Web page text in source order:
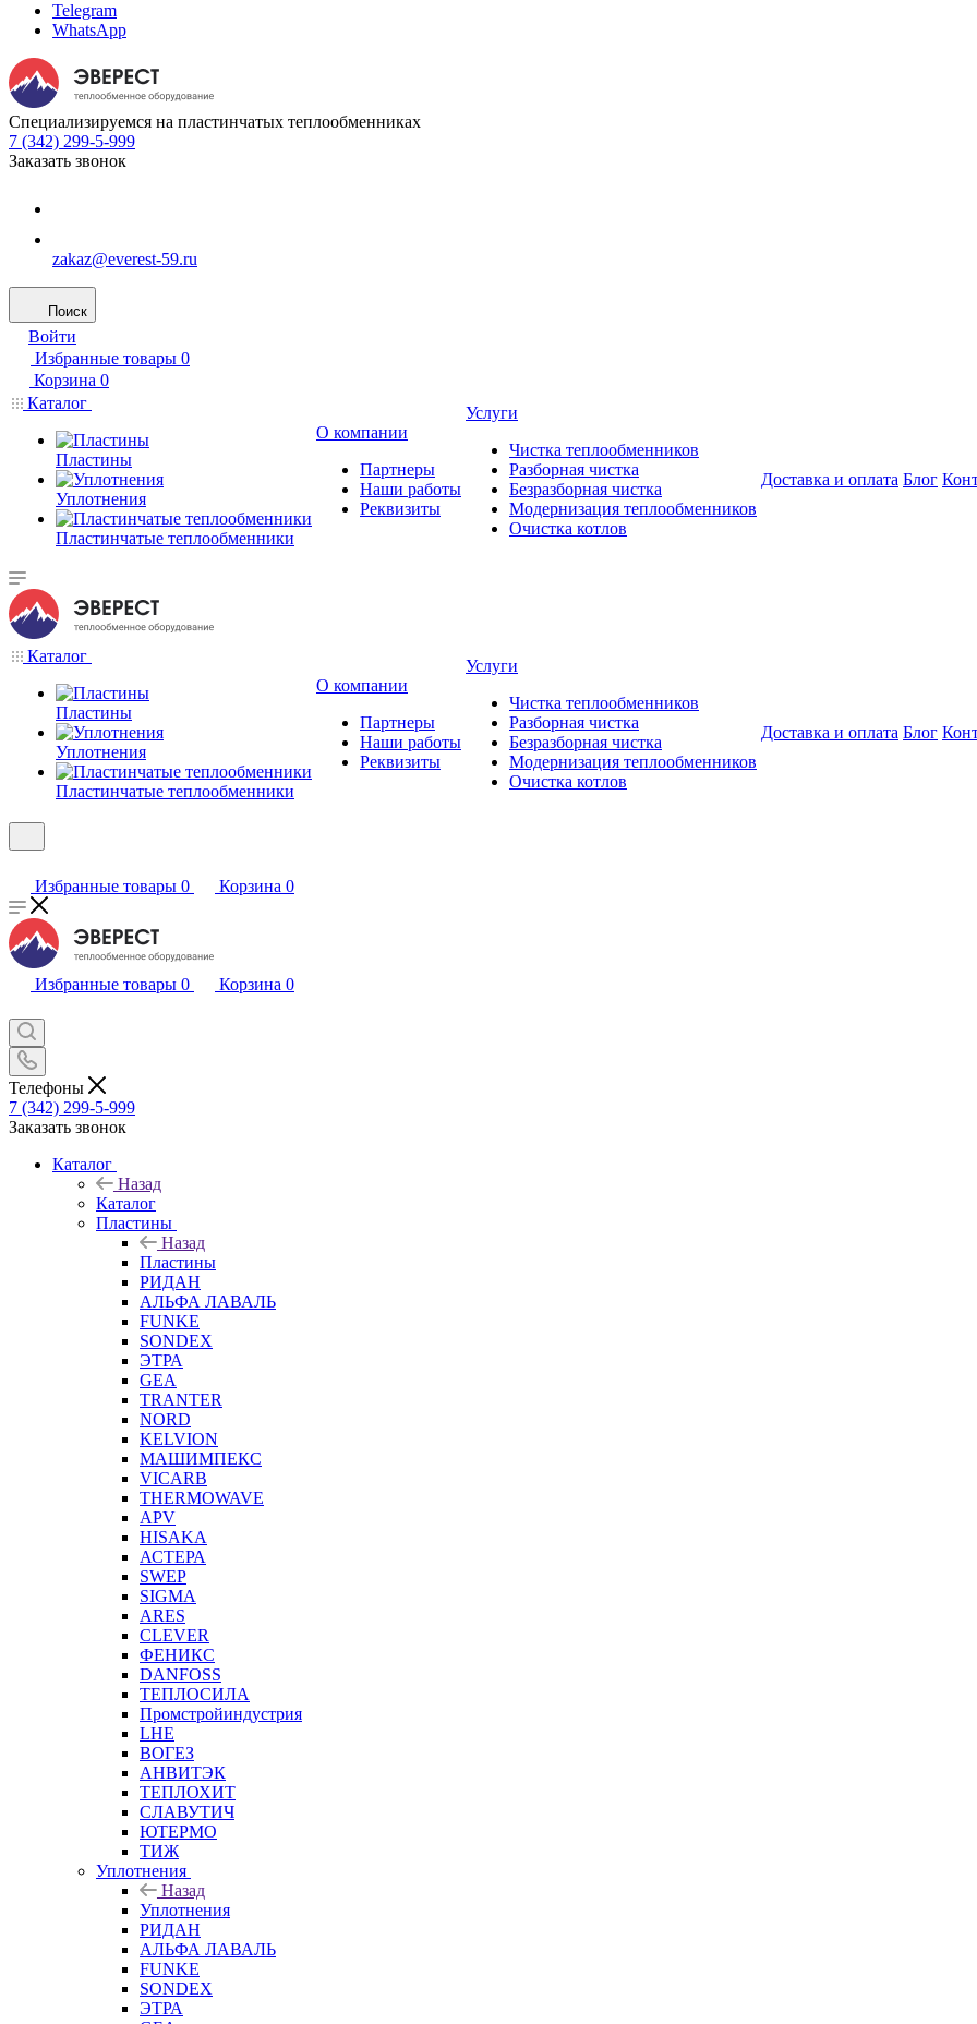
Telegram
WhatsApp
Специализируемся на пластинчатых теплообменниках
7 (342) 299-5-999
Заказать звонок
zakaz@everest-59.ru
Поиск
Войти
Избранные товары 0
Корзина 0
Каталог
Пластины
Уплотнения
Пластинчатые теплообменники
О компании
Партнеры
Наши работы
Реквизиты
Услуги
Чистка теплообменников
Разборная чистка
Безразборная чистка
Модернизация теплообменников
Очистка котлов
Доставка и оплата Блог
Каталог
Пластины
Уплотнения
Пластинчатые теплообменники
О компании
Партнеры
Наши работы
Реквизиты
Услуги
Чистка теплообменников
Разборная чистка
Безразборная чистка
Модернизация теплообменников
Очистка котлов
Доставка и оплата Блог
Избранные товары 0 Корзина 0
Избранные товары 0 Корзина 0
Телефоны
7 (342) 299-5-999
Заказать звонок
Каталог
Назад
Каталог
Пластины
Назад
Пластины
РИДАН
АЛЬФА ЛАВАЛЬ
FUNKE
SONDEX
ЭТРА
GEA
TRANTER
NORD
KELVION
МАШИМПЕКС
VICARB
THERMOWAVE
APV
HISAKA
АСТЕРА
SWEP
SIGMA
ARES
CLEVER
ФЕНИКС
DANFOSS
ТЕПЛОСИЛА
Промстройиндустрия
LHE
ВОГЕЗ
АНВИТЭК
ТЕПЛОХИТ
СЛАВУТИЧ
ЮТЕРМО
ТИЖ
Уплотнения
Назад
Уплотнения
РИДАН
АЛЬФА ЛАВАЛЬ
FUNKE
SONDEX
ЭТРА